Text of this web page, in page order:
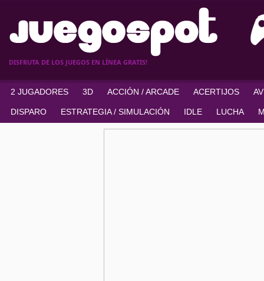
DISFRUTA DE LOS JUEGOS EN LÍNEA GRATIS!
2 JUGADORES 3D ACCIÓN / ARCADE ACERTIJOS
DISPARO ESTRATEGIA / SIMULACIÓN IDLE LUCHA